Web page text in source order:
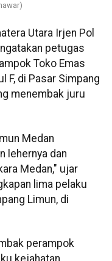
Utara Irjen Pol
petugas
Toko Emas
F, di Pasar Simpang
menembak juru
Medan
lehernya dan
Medan," ujar
lima pelaku
Limun, di
perampok